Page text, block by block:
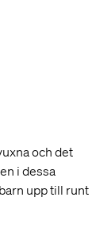
och det
i dessa
upp till runt